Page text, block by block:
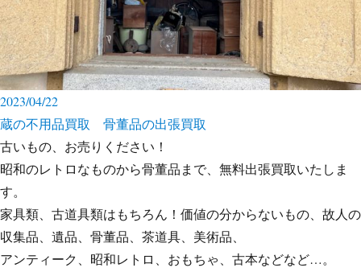
2023/04/22
蔵の不用品買取 骨董品の出張買取
古いもの、お売りください！
昭和のレトロなものから骨董品まで、無料出張買取いたしま
す。
家具類、古道具類はもちろん！価値の分からないもの、故人の
収集品、遺品、骨董品、茶道具、美術品、
アンティーク、昭和レトロ、おもちゃ、古本などなど…。